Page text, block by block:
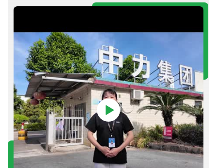
jest pokazanie, ...